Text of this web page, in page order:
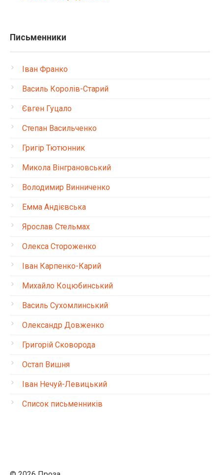
Письменники
Іван Франко
Василь Королів-Старий
Євген Гуцало
Степан Васильченко
Григір Тютюнник
Микола Вінграновський
Володимир Винниченко
Емма Андієвська
Ярослав Стельмах
Олекса Стороженко
Іван Карпенко-Карий
Михайло Коцюбинський
Василь Сухомлинський
Олександр Довженко
Григорій Сковорода
Остап Вишня
Іван Нечуй-Левицький
Список письменників